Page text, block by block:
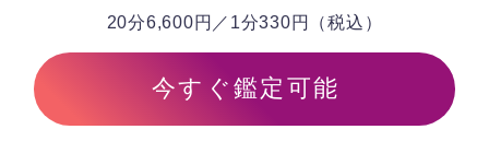
20分6,600円／1分330円（税込）
今すぐ鑑定可能